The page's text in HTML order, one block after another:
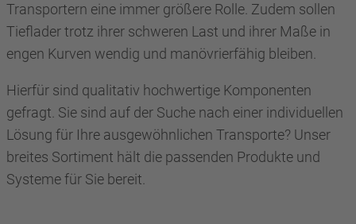
Transportern eine immer größere Rolle. Zudem sollen
Tieflader trotz ihrer schweren Last und ihrer Maße in
engen Kurven wendig und manövrierfähig bleiben.
Hierfür sind qualitativ hochwertige Komponenten
gefragt. Sie sind auf der Suche nach einer individuellen
Lösung für Ihre ausgewöhnlichen Transporte? Unser
breites Sortiment hält die passenden Produkte und
Systeme für Sie bereit.